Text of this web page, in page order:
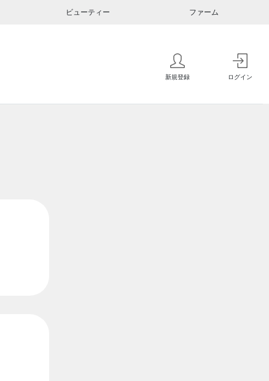
ビューティー ファーム
新規登録 ログイン